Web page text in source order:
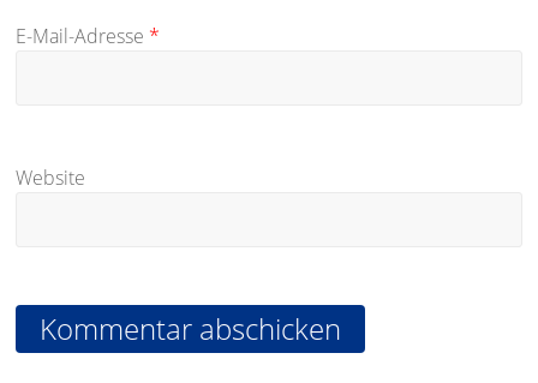
E-Mail-Adresse *
Website